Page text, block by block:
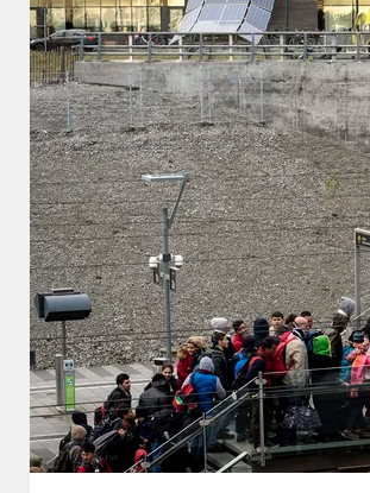
nord
wahrheit
verlag
verlag
veranstaltungen
shop
fragen & hilfe
unterstützen
abo
genossenschaft